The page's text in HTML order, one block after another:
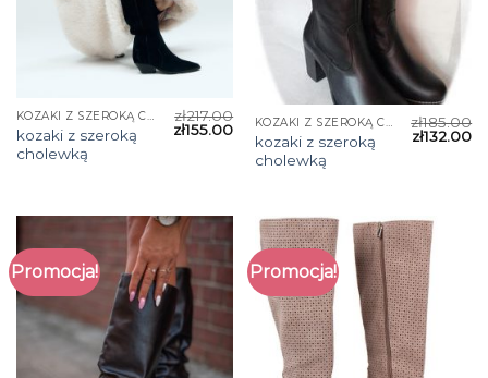
KOZAKI Z SZEROKĄ CHOLEWKĄ
kozaki z szeroką
cholewką
zł217.00
zł155.00 KOZAKI Z SZEROKĄ CHOLEWKĄ
kozaki z szeroką
cholewką
zł185.00
zł132.00
Promocja! Promocja!